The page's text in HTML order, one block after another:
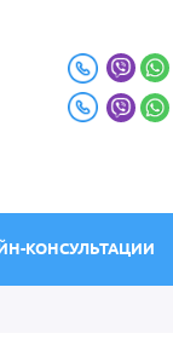
КОНСУЛЬТАЦИИ